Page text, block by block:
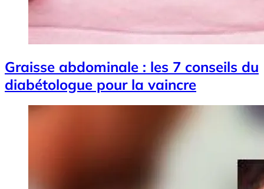
Graisse abdominale : les 7 conseils du
diabétologue pour la vaincre
Image